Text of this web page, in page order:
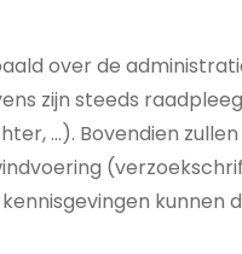
over de
zijn steeds
…). Bovendien zullen
kunnen